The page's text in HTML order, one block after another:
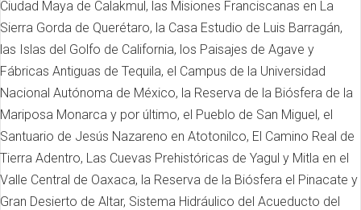
Ciudad Maya de Calakmul, las Misiones Franciscanas en La
Sierra Gorda de Querétaro, la Casa Estudio de Luis Barragán,
las Islas del Golfo de California, los Paisajes de Agave y
Fábricas Antiguas de Tequila, el Campus de la Universidad
Nacional Autónoma de México, la Reserva de la Biósfera de la
Mariposa Monarca y por último, el Pueblo de San Miguel, el
Santuario de Jesús Nazareno en Atotonilco, El Camino Real de
Tierra Adentro, Las Cuevas Prehistóricas de Yagul y Mitla en el
Valle Central de Oaxaca, la Reserva de la Biósfera el Pinacate y
Gran Desierto de Altar, Sistema Hidráulico del Acueducto del